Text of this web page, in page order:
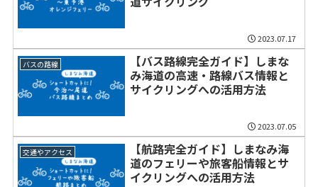
2023.07.17
バスの路線
【バス路線完全ガイド】しまな
み海道の高速・路線バス情報と
サイクリングへの活用方法
2023.07.05
交通やアクセス
【航路完全ガイド】しまなみ海
道のフェリーや旅客船情報とサ
イクリングへの活用方法